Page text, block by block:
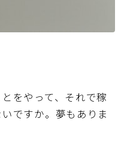
をやって、それで稼
ですか。夢もありま